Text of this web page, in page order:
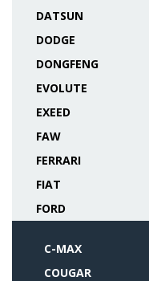
DATSUN
DODGE
DONGFENG
EVOLUTE
EXEED
FAW
FERRARI
FIAT
FORD
C-MAX
COUGAR